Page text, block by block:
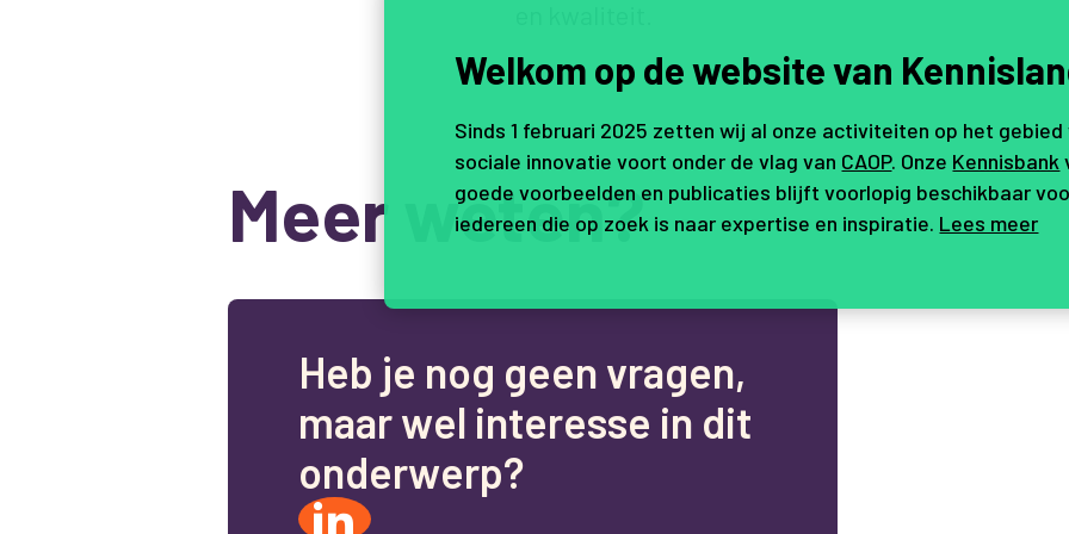
Meer weten?
Heb je nog geen vragen,
maarwel interesse in dit
onderwerp?
Welkom op de website van
Sinds 1 februari 2025 zetten wij al onze activiteiten op het gebied
sociale innovatie voort onder de vlag van CAOP. Onze Kennisbank
goede voorbeelden en publicaties blijft voorlopig beschikbaar
iedereen die op zoek is naar expertise en inspiratie. Lees meer